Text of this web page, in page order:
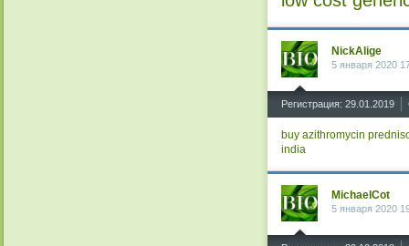
NickAlige
5 января 2020
Регистрация: 29.01.2019
buy azithromycin
india
MichaelCot
5 января 2020